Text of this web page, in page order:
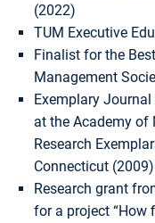
(2022)
TUM Executive
Finalist for the
Management
Exemplary
at the Academy of
Research
Connecticut (2009)
Research grant
for a project “How